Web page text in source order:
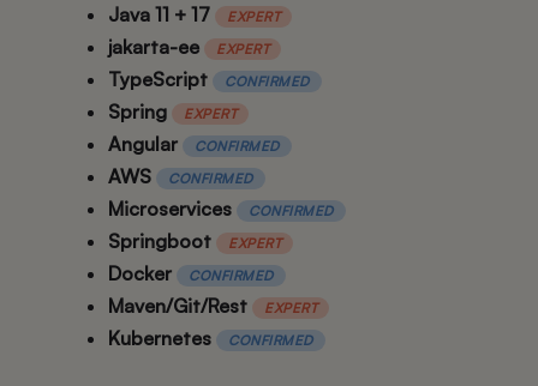
Java 11 + 17 EXPERT
jakarta-ee EXPERT
TypeScript CONFIRMED
Spring EXPERT
Angular CONFIRMED
AWS CONFIRMED
Microservices CONFIRMED
Springboot EXPERT
Docker CONFIRMED
Maven/Git/Rest EXPERT
Kubernetes CONFIRMED